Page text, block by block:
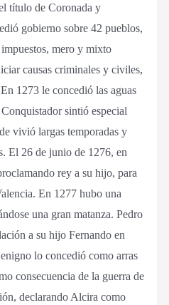
título de Coronada y
gobierno sobre 42 pueblos,
mero y mixto
causas criminales y civiles,
1273 le concedió las aguas
sintió especial
vivió largas temporadas y
El 26 de junio de 1276, en
rey a su hijo, para
En 1277 hubo una
una gran matanza. Pedro
a su hijo Fernando en
lo concedió como arras
consecuencia de la guerra de
declarando Alcira como